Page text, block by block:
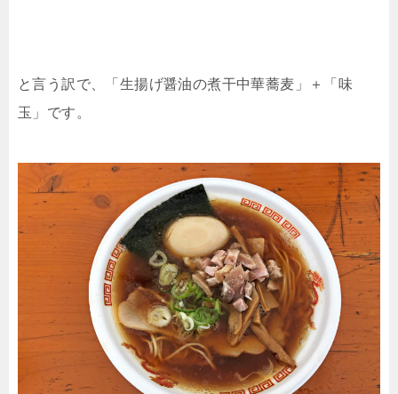
と言う訳で、「生揚げ醤油の煮干中華蕎麦」＋「味
玉」です。